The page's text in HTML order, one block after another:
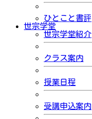
ひとこと書評
世宗学堂
世宗学堂紹介
クラス案内
授業日程
受講申込案内